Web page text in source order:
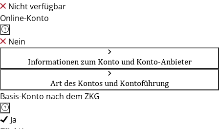
Nicht verfügbar
Online-Konto
Nein
Informationen zum Konto und Konto-Anbieter
Art des Kontos und Kontoführung
Basis-Konto nach dem ZKG
Ja